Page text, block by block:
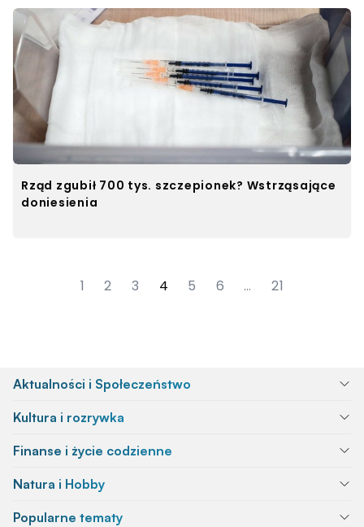
Rząd zgubił 700 tys. szczepionek? Wstrząsające
doniesienia
1 2 3 4 5 6 … 21
Aktualności i Społeczeństwo
Kultura i rozrywka
Finanse i życie codzienne
Natura i Hobby
Popularne tematy